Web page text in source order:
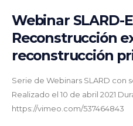
Webinar SLARD-
Reconstrucción
reconstrucción
Serie de Webinars SLARD con
Realizado el 10 de abril 2021
https://vimeo.com/537464843